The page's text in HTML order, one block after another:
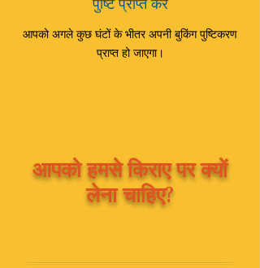
आपको अगले कुछ घंटों के भीतर अपनी बुकिंग पुष्टिकरण
प्राप्त हो जाएगा।
आपको हमसे किराए पर क्यों
लेना चाहिए?